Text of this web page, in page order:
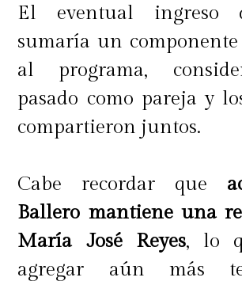
El eventual ingreso
sumaría un
al programa,
pasado como pareja y
compartieron juntos.
Cabe recordar que
Ballero mantiene una
María José Reyes, lo
agregar aún más